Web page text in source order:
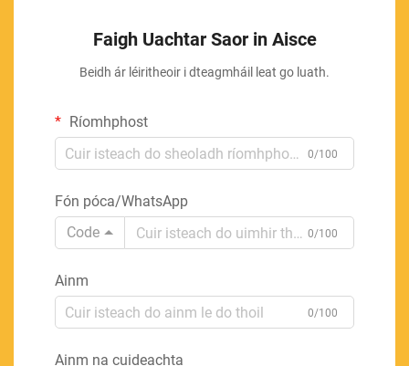
Faigh Uachtar Saor in Aisce
Beidh ár léiritheoir i dteagmháil leat go luath.
Ríomhphost
0/100
Fón póca/WhatsApp
Code
0/100
Ainm
0/100
Ainm na cuideachta